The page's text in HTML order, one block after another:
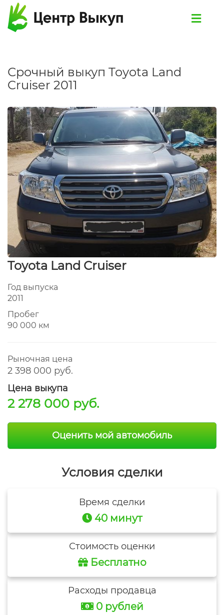
Срочный выкуп Toyota Land
Cruiser 2011
Toyota Land Cruiser
Год выпуска
2011
Пробег
90 000 км
Рыночная цена
2 398 000 руб.
Цена выкупа
2 278 000 руб.
Оценить мой автомобиль
Условия сделки
Время сделки
40 минут
Стоимость оценки
Бесплатно
Расходы продавца
0 рублей